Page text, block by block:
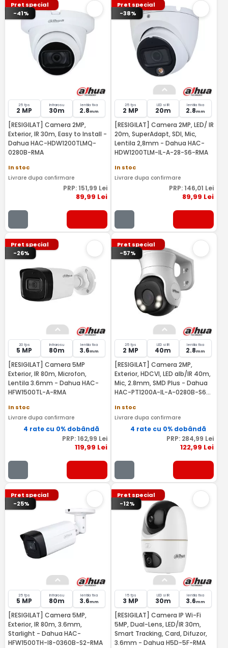
Pret special
-41%
25 fps
2 MP
Infrarosu
30m
lentila fixa
2.8mm
[RESIGILAT] Camera 2MP,
Exterior, IR 30m, Easy to Install -
Dahua HAC-HDW1200TLMQ-
0280B-RMA
In stoc
Livrare dupa confirmare
PRP: 151,99 Lei
89,99 Lei
Pret special
-38%
25 fps
2 MP
LED si IR
20m
lentila fixa
2.8mm
[RESIGILAT] Camera 2MP, LED/ IR
20m, SuperAdapt, SDI, Mic,
Lentila 2,8mm - Dahua HAC-
HDW1200TLM-IL-A-28-S6-RMA
In stoc
Livrare dupa confirmare
PRP: 146,01 Lei
89,99 Lei
Pret special
-26%
20 fps
5 MP
Infrarosu
80m
lentila fixa
3.6mm
[RESIGILAT] Camera 5MP
Exterior, IR 80m, Microfon,
Lentila 3.6mm - Dahua HAC-
HFW1500TL-A-RMA
In stoc
Livrare dupa confirmare
4 rate cu 0% dobândă
PRP: 162,99 Lei
119,99 Lei
Pret special
-57%
25 fps
2 MP
LED si IR
40m
lentila fixa
2.8mm
[RESIGILAT] Camera 2MP,
Exterior, HDCVI, LED alb/IR 40m,
Mic, 2.8mm, SMD Plus - Dahua
HAC-PT1200A-IL-A-0280B-S6-
In stoc
Livrare dupa confirmare
4 rate cu 0% dobândă
PRP: 284,99 Lei
122,99 Lei
Pret special
-25%
25 fps
5 MP
Infrarosu
80m
lentila fixa
3.6mm
[RESIGILAT] Camera 5MP,
Exterior, IR 80m, 3.6mm,
Starlight - Dahua HAC-
HFW1500TH-I8-0360B-S2-RMA
Pret special
-12%
15 fps
3 MP
LED si IR
30m
lentila fixa
3.6mm
[RESIGILAT] Camera IP Wi-Fi
5MP, Dual-Lens, LED/IR 30m,
Smart Tracking, Card, Difuzor,
3.6mm - Dahua H5D-5F-RMA